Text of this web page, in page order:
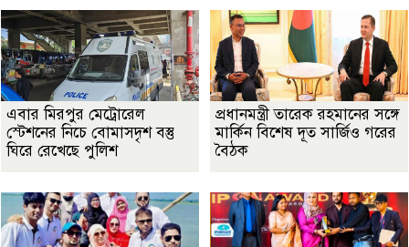
এবার মিরপুর মেট্রোরেল
স্টেশনের নিচে বোমাসদৃশ বস্তু
ঘিরে রেখেছে পুলিশ
প্রধানমন্ত্রী তারেক রহমানের সঙ্গে
মার্কিন বিশেষ দূত সার্জিও গরের
বৈঠক